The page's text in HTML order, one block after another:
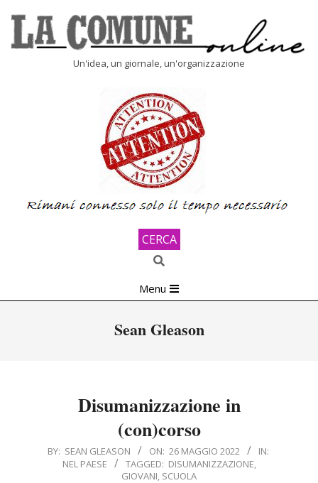
content
Un'idea, un giornale, un'organizzazione
CERCA
Search
Navigation
Menu
Sean Gleason
Disumanizzazione in
(con)corso
2022-
BY: SEAN GLEASON ON: 26 MAGGIO 2022
IN:
NEL PAESE
TAGGED: DISUMANIZZAZIONE,
GIOVANI, SCUOLA